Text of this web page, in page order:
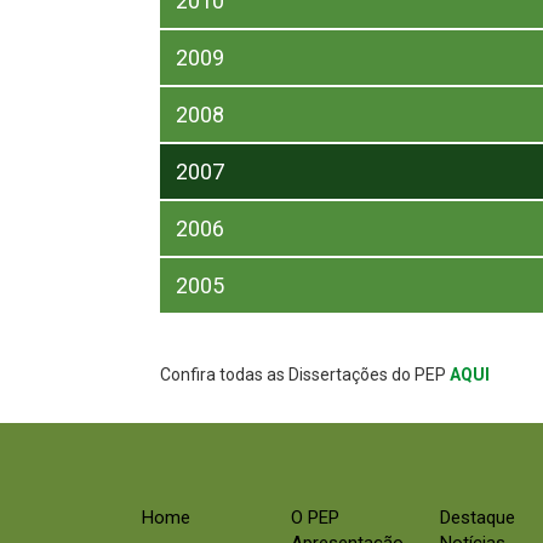
2009
2008
2007
2006
2005
Confira todas as Dissertações do PEP AQUI
Home
O PEP
Destaque